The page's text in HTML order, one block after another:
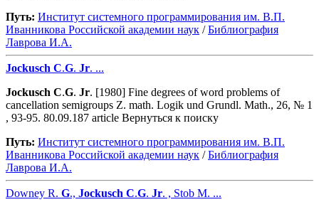
Путь: Институт системного программирования им. В.П.
Иванникова Роcсийской академии наук /Библиография
Лаврова И.А.
Jockusch C.G. Jr. ...
Jockusch C.G. Jr. [1980] Fine degrees of word problems of
cancellation semigroups Z. math. Logik und Grundl. Math., 26, № 1
, 93-95. 80.09.187 article Вернуться к поиску
Путь: Институт системного программирования им. В.П.
Иванникова Роcсийской академии наук /Библиография
Лаврова И.А.
Downey R. G., Jockusch C.G. Jr. , Stob M. ...